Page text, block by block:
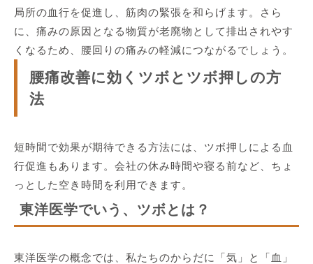
局所の血行を促進し、筋肉の緊張を和らげます。さら
に、痛みの原因となる物質が老廃物として排出されやす
くなるため、腰回りの痛みの軽減につながるでしょう。
腰痛改善に効くツボとツボ押しの方
法
短時間で効果が期待できる方法には、ツボ押しによる血
行促進もあります。会社の休み時間や寝る前など、ちょ
っとした空き時間を利用できます。
東洋医学でいう、ツボとは？
東洋医学の概念では、私たちのからだに「気」と「血」